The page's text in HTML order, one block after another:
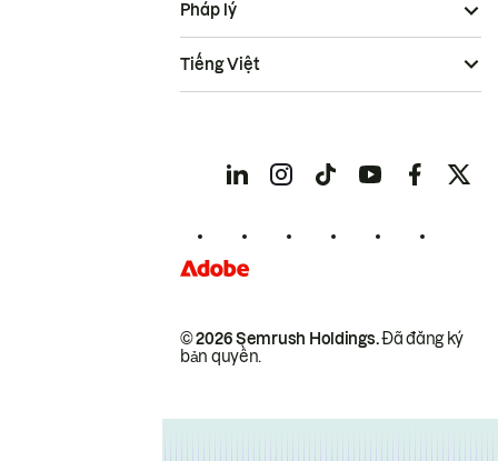
© 2026 Semrush Holdings.Đã đăng ký
bản quyền.
Pháp lý
Tiếng Việt